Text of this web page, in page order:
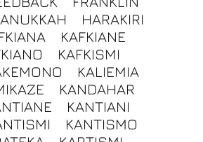
HARAKIRI
KAFKIANE
KAFKISMI
KALIEMIA
KANDAHAR
KANTIANI
KANTISMO